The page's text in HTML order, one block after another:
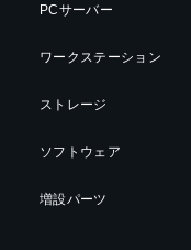
PCサーバー
ワークステーション
ストレージ
ソフトウェア
増設パーツ